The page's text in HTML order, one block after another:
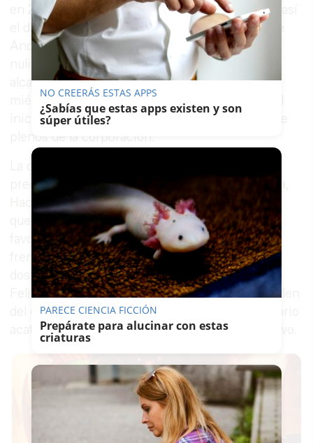
en 2003 a la promotora Azata del Sol, acatando así
el dictamen favorable del Consejo Consultivo de
Andalucía que ratificó la existencia de vicios de
nulidad en aquel permiso de construcción. El
alcalde, Salvador Hernández, ha firmado este
miércoles el decreto de convocatoria, que fija el
inicio de la sesión a las 9:00 horas en el salón de
plenos de la corporación.
preceptiva comisión informativa de Presidencia,
Hacienda, Régimen Interior y Ciudadanía, en la
que la propuesta salió adelante con tres votos a
favor —los del alcalde y dos concejales del PP—
frente a tres abstenciones, correspondientes a
dos ediles del PSOE y al concejal no adscrito,
Felipe Cayuela. El único punto resolutivo del orden
del día será el expediente por el que el Consistorio
acatará el citado dictamen del Consejo Consultivo.
NO CREERÁS ESTAS APPS
¿Sabías que estas apps existen y son
súper útiles?
PARECE CIENCIA FICCIÓN
Prepárate para alucinar con estas
criaturas